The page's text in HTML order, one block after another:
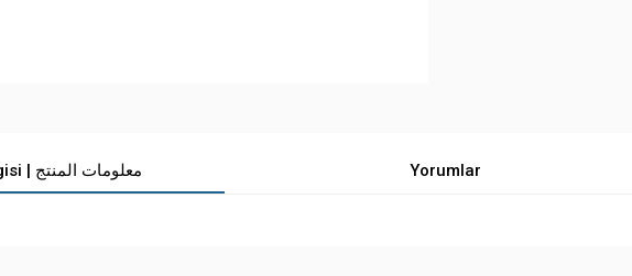
Ürün Bilgisi | معلومات المنتج Yorumlar